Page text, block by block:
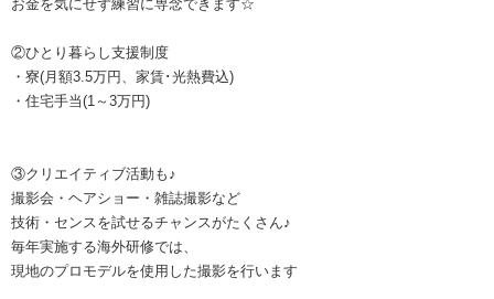
お金を気にせず練習に専念できます☆
②ひとり暮らし支援制度
・寮(月額3.5万円、家賃･光熱費込)
・住宅手当(1～3万円)
③クリエイティブ活動も♪
撮影会・ヘアショー・雑誌撮影など
技術・センスを試せるチャンスがたくさん♪
毎年実施する海外研修では、
現地のプロモデルを使用した撮影を行います